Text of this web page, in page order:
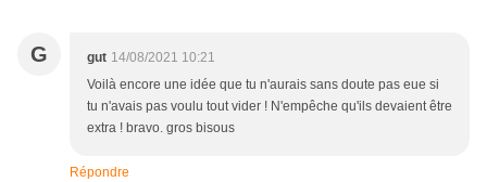
G gut 14/08/2021 10:21
Voilà encore une idée que tu n'aurais sans doute pas eue si
tu n'avais pas voulu tout vider ! N'empêche qu'ils devaient être
extra ! bravo. gros bisous
Répondre